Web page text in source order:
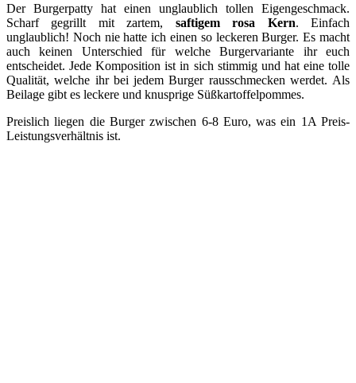
Der Burgerpatty hat einen unglaublich tollen Eigengeschmack.
Scharf gegrillt mit zartem, saftigem rosa Kern. Einfach
unglaublich! Noch nie hatte ich einen so leckeren Burger. Es macht
auch keinen Unterschied für welche Burgervariante ihr euch
entscheidet. Jede Komposition ist in sich stimmig und hat eine tolle
Qualität, welche ihr bei jedem Burger rausschmecken werdet. Als
Beilage gibt es leckere und knusprige Süßkartoffelpommes.
Preislich liegen die Burger zwischen 6-8 Euro, was ein 1A Preis-
Leistungsverhältnis ist.